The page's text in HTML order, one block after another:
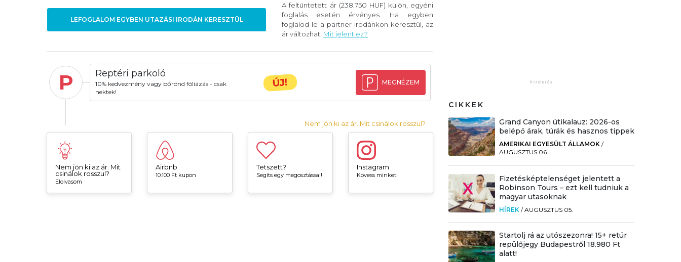
LEFOGLALOM EGYBEN UTAZÁSI IRODÁN KERESZTÜL
A feltüntetett ár (238.750 HUF) külön, egyéni
foglalás esetén érvényes. Ha egyben
foglalod le a partner irodánkon keresztül, az
ár változhat. Mit jelent ez?
P Reptéri parkoló
10% kedvezmény vagy bőrönd fóliázás - csak
nektek!
ÚJ! MEGNÉZEM
Nem jön ki az ár. Mit csinálok rosszul?
Nem jön ki az ár. Mit
csinálok rosszul?
Elolvasom
Airbnb
10.100 Ft kupon
Tetszett?
Segíts egy megosztással!
Instagram
Kövess minket!
CIKKEK
Grand Canyon útikalauz: 2026-os
belépő árak, túrák és hasznos tippek
AMERIKAI EGYESÜLT ÁLLAMOK /
AUGUSZTUS 06.
Fizetésképtelenséget jelentett a
Robinson Tours – ezt kell tudniuk a
magyar utasoknak
HÍREK /AUGUSZTUS 05.
Startolj rá az utószezonra! 15+ retúr
repülőjegy Budapestről 18.980 Ft
alatt!